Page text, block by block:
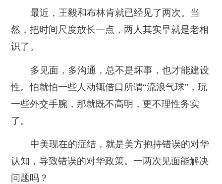
最近，王毅和布林肯就已经见了两次。当
然，把时间尺度放长一点，两人其实早就是老相
识了。
多见面，多沟通，总不是坏事，也才能建设
性。怕就怕一些人动辄借口所谓“流浪气球”，玩
一些外交手腕，那就既不高明，更不理性务实
了。
中美现在的症结，就是美方抱持错误的对华
认知，导致错误的对华政策。一两次见面能解决
问题吗？